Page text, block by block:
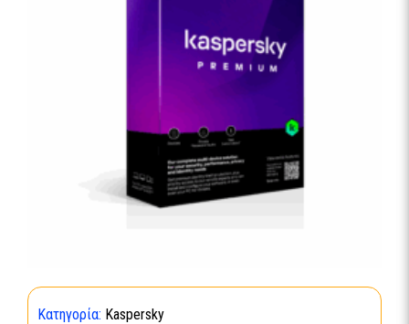
Κατηγορία: Kaspersky